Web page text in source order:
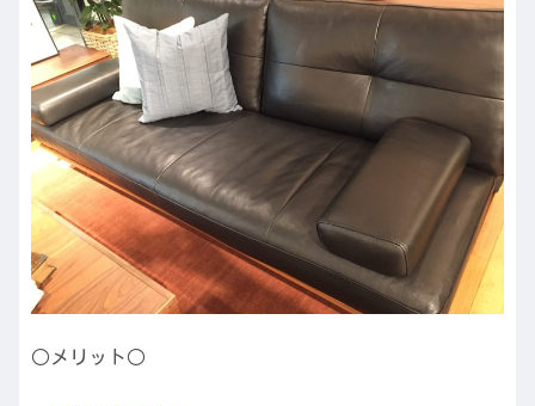
○メリット○